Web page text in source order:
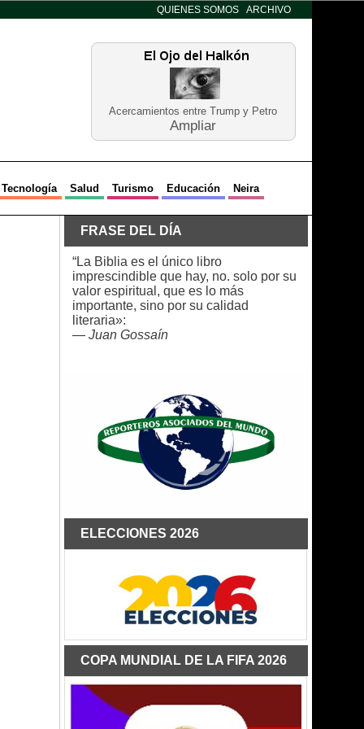
QUIENES SOMOS ARCHIVO
Acercamientos entre Trump y Petro
Ampliar
Tecnología Salud Turismo Educación Neira
FRASE DEL DÍA
“La Biblia es el único libro
imprescindible que hay, no. solo por su
valor espiritual, que es lo más
importante, sino por su calidad
literaria»:
— Juan Gossaín
ELECCIONES 2026
COPA MUNDIAL DE LA FIFA 2026